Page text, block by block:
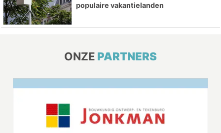
populaire vakantielanden
ONZE PARTNERS